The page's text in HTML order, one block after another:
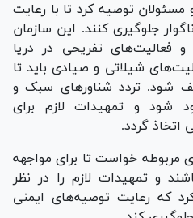
توصیه کرد تا با رعایت
جلوگیری کنند. این سازمان
فعالیت‌های تفریحی در دریا
شیلاتی و صیادی باید تا
شود. تردد شناور‌های سبک و
شود و تمهیدات لازم برای
اتخاذ گردد.
مربوطه خواست تا برای مواجهه
و تمهیدات لازم را در نظر
که رعایت توصیه‌های ایمنی